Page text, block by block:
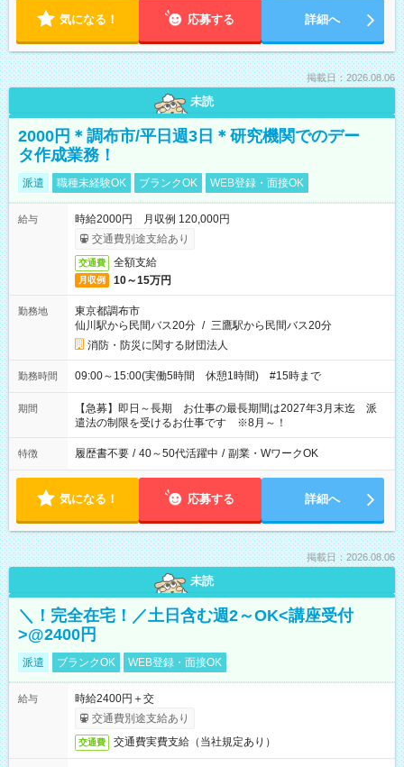
気になる！ 応募する 詳細へ
掲載日：2026.08.06
未読
2000円＊調布市/平日週3日＊研究機関でのデー
タ作成業務！
派遣 職種未経験OK ブランクOK WEB登録・面接OK
給与
時給2000円 月収例 120,000円
交通費別途支給あり
交通費 全額支給
月収例 10～15万円
勤務地
東京都調布市
仙川駅から民間バス20分 / 三鷹駅から民間バス20分
消防・防災に関する財団法人
勤務時間 09:00～15:00(実働5時間 休憩1時間) #15時まで
期間
【急募】即日～長期 お仕事の最長期間は2027年3月末迄 派
遣法の制限を受けるお仕事です ※8月～！
特徴 履歴書不要 / 40～50代活躍中 / 副業・WワークOK
気になる！ 応募する 詳細へ
掲載日：2026.08.06
未読
＼！完全在宅！／土日含む週2～OK<講座受付
>@2400円
派遣 ブランクOK WEB登録・面接OK
給与
時給2400円＋交
交通費別途支給あり
交通費 交通費実費支給（当社規定あり）